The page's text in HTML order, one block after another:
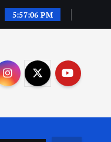
5:57:07 PM